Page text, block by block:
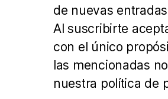
de nuevas
Al suscribirte
con el único
las mencionadas
nuestra política de